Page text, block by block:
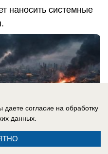
наносить системные
даете согласие на обработку
данных.